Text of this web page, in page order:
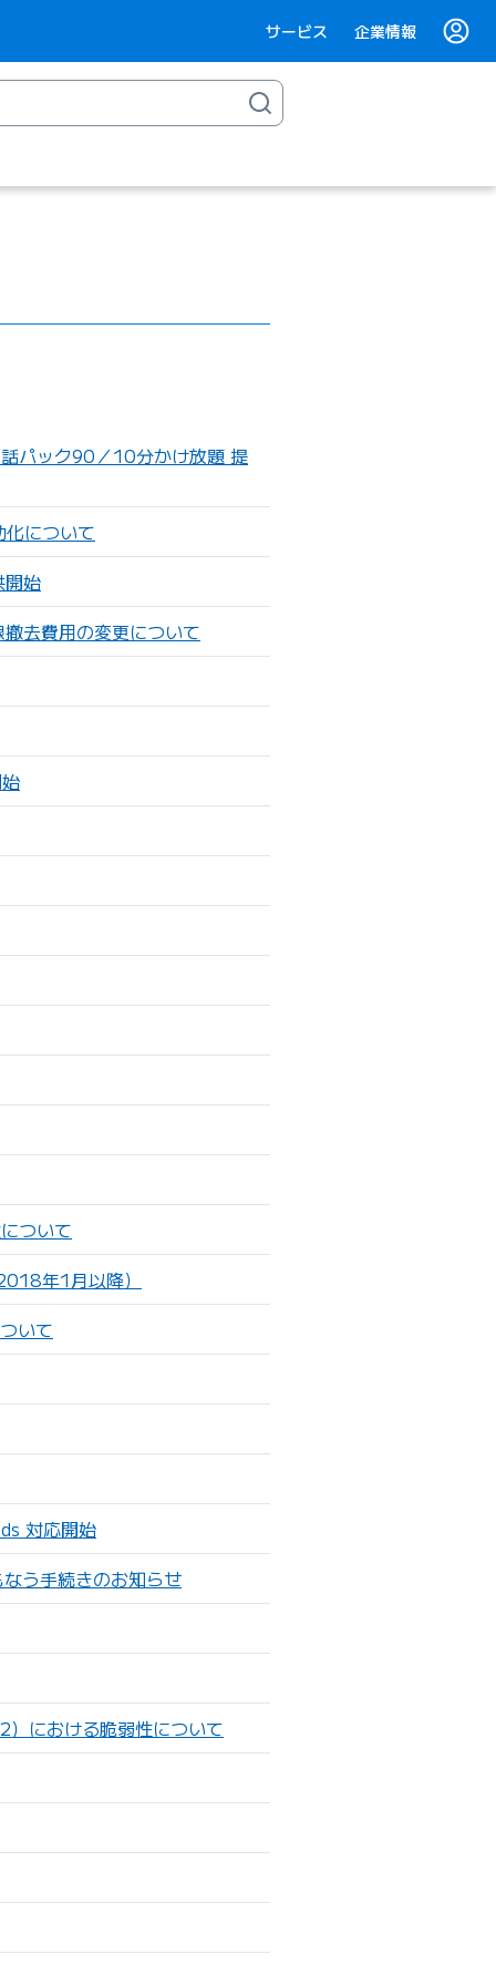
サービス 企業情報
パック90／10分かけ放題 提
について
開始
去費用の変更について
ついて
年1月以降）
いて
対応開始
う手続きのお知らせ
）における脆弱性について